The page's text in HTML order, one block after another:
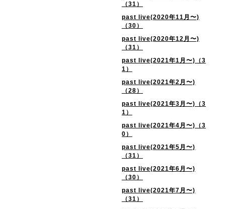
（31）
past live(2020年11月〜)
（30）
past live(2020年12月〜)
（31）
past live(2021年1月〜)（3
1）
past live(2021年2月〜)
（28）
past live(2021年3月〜)（3
1）
past live(2021年4月〜)（3
0）
past live(2021年5月〜)
（31）
past live(2021年6月〜)
（30）
past live(2021年7月〜)
（31）